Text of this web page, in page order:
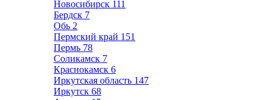
Новосибирск 111
Бердск 7
Обь 2
Пермский край 151
Пермь 78
Соликамск 7
Краснокамск 6
Иркутская область 147
Иркутск 68